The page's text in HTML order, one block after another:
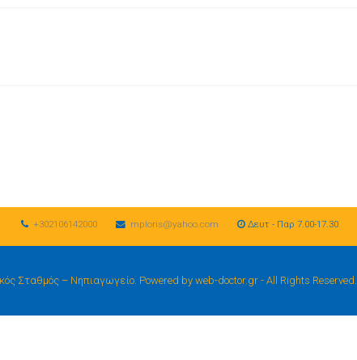
+302106142000 mploris@yahoo.com Δευτ - Παρ 7.00-17.30
Σταθμός – Νηπιαγωγείο. Powered by web-doctor.gr - All Rights Reserved.